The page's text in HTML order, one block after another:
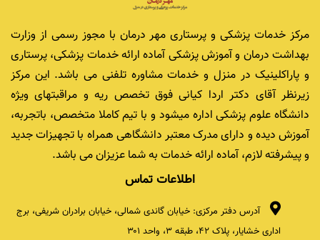
مرکز خدمات پزشکی و پرستاری مهر درمان با مجوز رسمی از وزارت
بهداشت درمان و آموزش پزشکی آماده ارائه خدمات پزشکی، پرستاری
و پاراکلینیک در منزل و خدمات مشاوره تلفنی می باشد. این مرکز
زیرنظر آقای دکتر اردا کیانی فوق تخصص ریه و مراقبتهای ویژه
دانشگاه علوم پزشکی اداره میشود و با تیم کاملا متخصص، باتجربه،
آموزش دیده و دارای مدرک معتبر دانشگاهی همراه با تجهیزات جدید
و پیشرفته لازم، آماده ارائه خدمات به شما عزیزان می باشد.
اطلاعات تماس
آدرس دفتر مرکزی: خیابان گاندی شمالی، خیابان برادران شریفی، برج
اداری خشایار، پلاک ۴۲، طبقه ۳، واحد ۳۰۱